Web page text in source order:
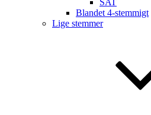
SAT
Blandet 4-stemmigt
Lige stemmer